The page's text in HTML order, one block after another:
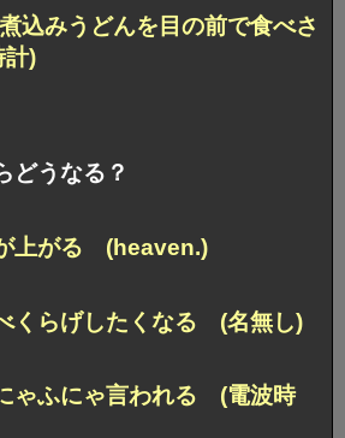
込みうどんを目の前で食べさ
)
どうなる？
上がる (heaven.)
くらげしたくなる (名無し)
ゃふにゃ言われる (電波時